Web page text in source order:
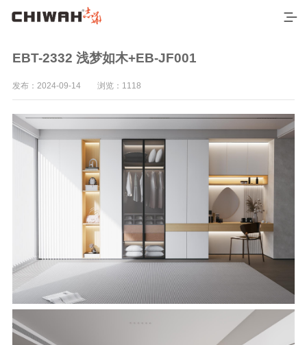
空间应用
7*9尺空间效果
EBT-2332 浅梦如木+EB-JF001
发布：2024-09-14 浏览：1118